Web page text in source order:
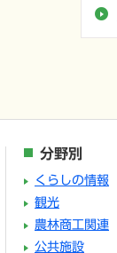
分野別
くらしの情報
観光
農林商工関連
公共施設